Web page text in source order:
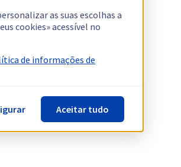
as suas escolhas a
cookies» acessível no
de informações de
Aceitar tudo